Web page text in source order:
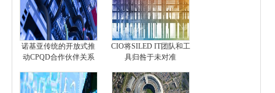
诺基亚传统的开放式推
动CPQD合作伙伴关系
CIO将SILED IT团队和工
具归咎于未对准